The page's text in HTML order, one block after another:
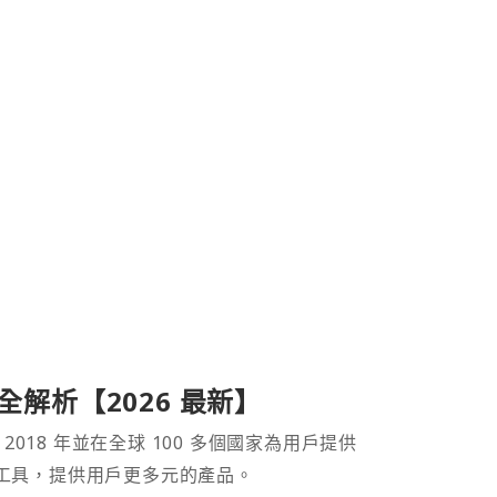
析【2026 最新】
年並在全球 100 多個國家為用戶提供
，提供用戶更多元的產品。